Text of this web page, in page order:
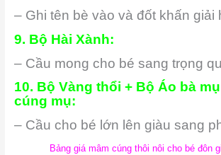
– Ghi tên bè vào và đốt khấn giải
9. Bộ Hài Xành:
– Cầu mong cho bé sang trọng
10. Bộ Vàng thổi + Bộ Áo bà
cúng mụ:
– Cầu cho bé lớn lên giàu sang
Bảng giá mâm cúng thôi nôi cho bé đôn